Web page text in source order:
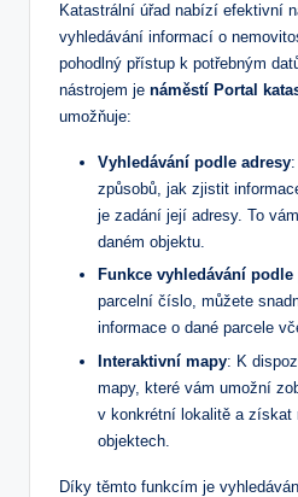
Katastrální úřad nabízí efektivní
vyhledávání informací o
pohodlný přístup k potřebným
nástrojem je náměstí Portal
umožňuje:
Vyhledávání podle adresy
způsobů, jak zjistit
je zadání její adresy. To
daném objektu.
Funkce vyhledávání podle
parcelní číslo, můžete
informace o dané parcele
Interaktivní mapy: K
mapy, které vám umožní
v konkrétní lokalitě a získat
objektech.
Díky těmto funkcím je